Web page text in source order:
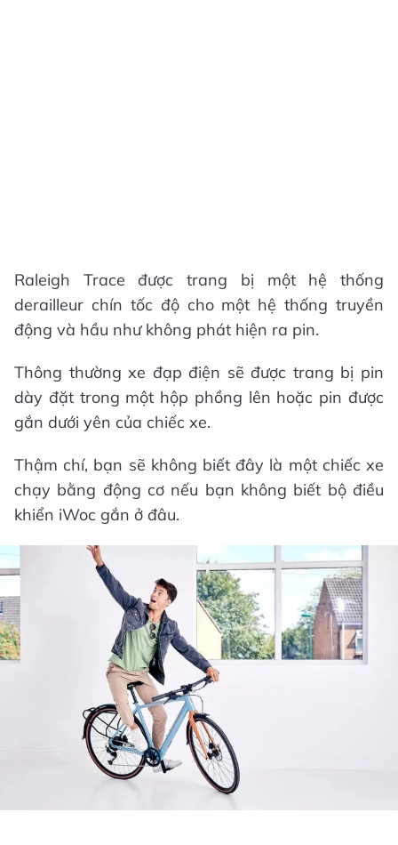
Raleigh Trace được trang bị một hệ thống
derailleur chín tốc độ cho một hệ thống truyền
động và hầu như không phát hiện ra pin.
Thông thường xe đạp điện sẽ được trang bị pin
dày đặt trong một hộp phồng lên hoặc pin được
gắn dưới yên của chiếc xe.
Thậm chí, bạn sẽ không biết đây là một chiếc xe
chạy bằng động cơ nếu bạn không biết bộ điều
khiển iWoc gắn ở đâu.